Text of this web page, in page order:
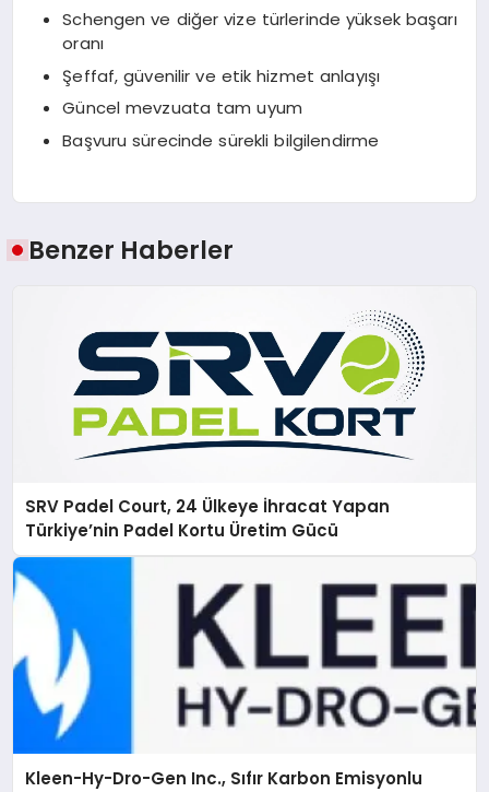
Schengen ve diğer vize türlerinde yüksek başarı
oranı
Şeffaf, güvenilir ve etik hizmet anlayışı
Güncel mevzuata tam uyum
Başvuru sürecinde sürekli bilgilendirme
Benzer Haberler
SRV Padel Court, 24 Ülkeye İhracat Yapan
Türkiye’nin Padel Kortu Üretim Gücü
Kleen-Hy-Dro-Gen Inc., Sıfır Karbon Emisyonlu